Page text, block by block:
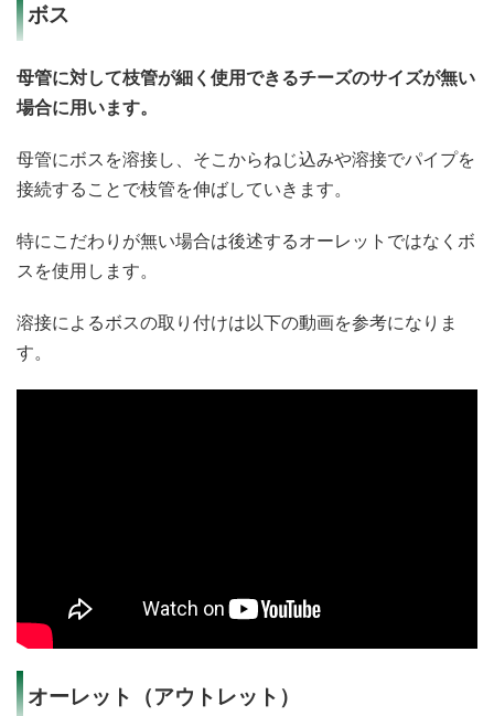
ボス
母管に対して枝管が細く使用できるチーズのサイズが無い
場合に用います。
母管にボスを溶接し、そこからねじ込みや溶接でパイプを
接続することで枝管を伸ばしていきます。
特にこだわりが無い場合は後述するオーレットではなくボ
スを使用します。
溶接によるボスの取り付けは以下の動画を参考になりま
す。
オーレット（アウトレット）